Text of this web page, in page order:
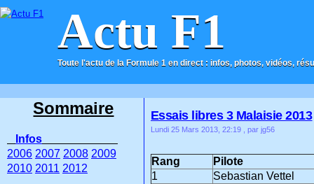
Actu F1
Toute l'actu de la Formule 1 en direct : infos, photos, vidéos,
ACCUEIL CONTACT
Essais libres 3 Malaisie 2013
Lundi 25 Mars 2013, 22:19 , par jg56
Rang
Pilote
1
Sebastian Vettel
Sommaire
Infos
2006 2007 2008 2009
2010 2011 2012